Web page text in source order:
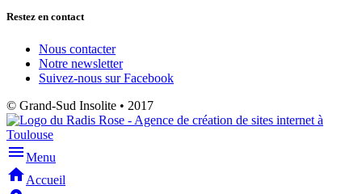
Restez en contact
Nous contacter
Notre newsletter
Suivez-nous sur Facebook
© Grand-Sud Insolite • 2017
menuMenu
homeAccueil